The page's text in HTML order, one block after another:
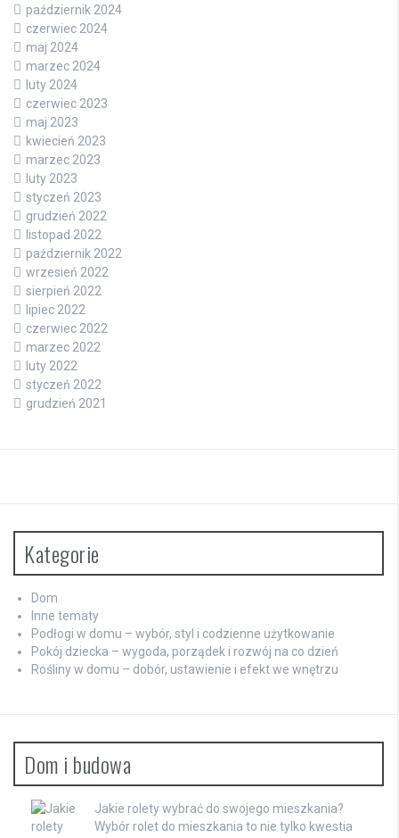
październik 2024
czerwiec 2024
maj 2024
marzec 2024
luty 2024
czerwiec 2023
maj 2023
kwiecień 2023
marzec 2023
luty 2023
styczeń 2023
grudzień 2022
listopad 2022
październik 2022
wrzesień 2022
sierpień 2022
lipiec 2022
czerwiec 2022
marzec 2022
luty 2022
styczeń 2022
grudzień 2021
Kategorie
Dom
Inne tematy
Podłogi w domu – wybór, styl i codzienne użytkowanie
Pokój dziecka – wygoda, porządek i rozwój na co dzień
Rośliny w domu – dobór, ustawienie i efekt we wnętrzu
Dom i budowa
Jakie rolety wybrać do swojego mieszkania?
Wybór rolet do mieszkania to nie tylko kwestia